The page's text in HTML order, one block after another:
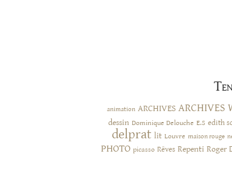
animation ARCHIVES ARCHIVES
dessin Dominique Delouche E.S edith
delprat lit Louvre maison rouge
PHOTO picasso Rêves Repenti Roger